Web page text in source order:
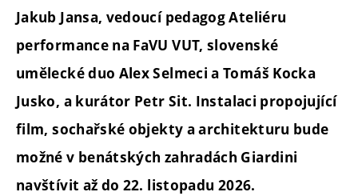
Jakub Jansa, vedoucí pedagog Ateliéru
performance na FaVU VUT, slovenské
umělecké duo Alex Selmeci a Tomáš Kocka
Jusko, a kurátor Petr Sit. Instalaci propojující
film, sochařské objekty a architekturu bude
možné v benátských zahradách Giardini
navštívit až do 22. listopadu 2026.